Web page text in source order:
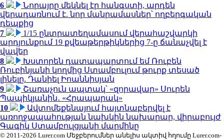
6
Նորայրը մեկնել էր հանգստի, արդեն
վերադառնում է. նոր մանրամասներ՝ ողբերգական
դեպքից
7
1/15 ընտրատեղամասում վերահաշվարկի
արդյունքում 19 քվեաթերթիկներից 7-ը ճանաչվել է
վավեր
8
Խստորեն դատապարտում եմ Ռուբեն
Ռուբինյանի կողմից Ստամբուլում թուրք տեսած
լինելը. Դանիել Իոաննիսյան
9
Շառաչուն ապտակ՝ «զորավար» Սուրեն
Պապիկյանին․ «Հրապարակ»
10
Ավտոմեքենայում հայտնաբերվել է
առողջապահության նախկին նախարար, վիրաբույժ
Գագիկ Ստամբուլցյանի մարմինը
© 2011-2026 Lurer.com Մեջբերումներ անելիս ակտիվ հղումը Lurer.com-